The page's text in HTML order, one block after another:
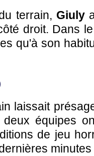
terrain, Giuly
droit. Dans
qu'à son
laissait
équipes
de jeu